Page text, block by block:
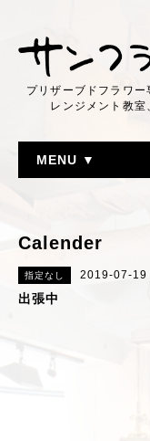
プリザーブドフラワ
レンジメント教
MENU ▼
Calender
指定なし 2019-07-
出張中